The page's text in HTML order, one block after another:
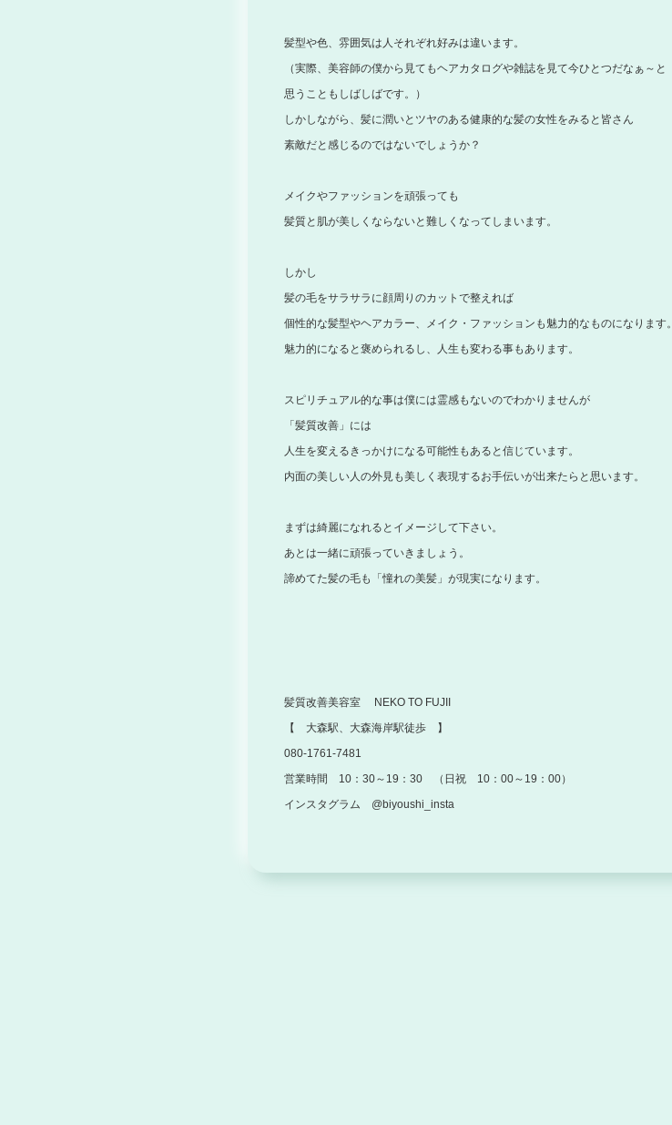
髪型や色、雰囲気は人それぞれ好みは違います。
（実際、美容師の僕から見てもヘアカタログや雑誌を見て今ひとつだなぁ～と
思うこともしばしばです。）
しかしながら、髪に潤いとツヤのある健康的な髪の女性をみると皆さん
素敵だと感じるのではないでしょうか？
メイクやファッションを頑張っても
髪質と肌が美しくならないと難しくなってしまいます。
しかし
髪の毛をサラサラに顔周りのカットで整えれば
個性的な髪型やヘアカラー、メイク・ファッションも魅力的なものになります。
魅力的になると褒められるし、人生も変わる事もあります。
スピリチュアル的な事は僕には霊感もないのでわかりませんが
「髪質改善」には
人生を変えるきっかけになる可能性もあると信じています。
内面の美しい人の外見も美しく表現するお手伝いが出来たらと思います。
まずは綺麗になれるとイメージして下さい。
あとは一緒に頑張っていきましょう。
諦めてた髪の毛も「憧れの美髪」が現実になります。
髪質改善美容室 NEKO TO FUJII
【 大森駅、大森海岸駅徒歩 】
080-1761-7481
営業時間 10：30～19：30 （日祝 10：00～19：00）
インスタグラム @biyoushi_insta